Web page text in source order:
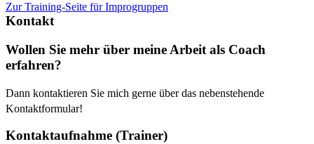
Zur Training-Seite für Improgruppen
Kontakt
Wollen Sie mehr über meine Arbeit als Coach
erfahren?
Dann kontaktieren Sie mich gerne über das nebenstehende
Kontaktformular!
Kontaktaufnahme (Trainer)